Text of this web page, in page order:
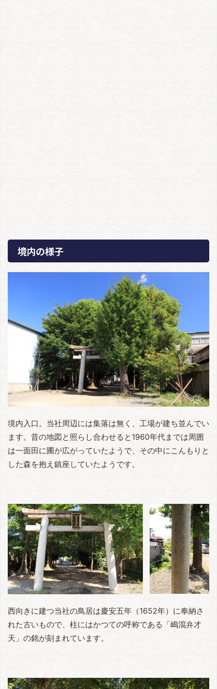
境内の様子
境内入口。当社周辺には集落は無く、工場が建ち並んでい
ます。昔の地図と照らし合わせると1960年代までは周囲
は一面田に圃が広がっていたようで、その中にこんもりと
した森を抱え鎮座していたようです。
西向きに建つ当社の鳥居は慶安五年（1652年）に奉納さ
れた古いもので、柱にはかつての呼称である「嶋瀉弁才
天」の銘が刻まれています。